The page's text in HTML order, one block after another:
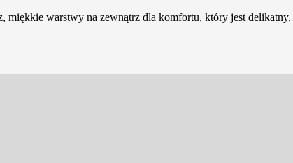
miękkie warstwy na zewnątrz dla komfortu, który jest